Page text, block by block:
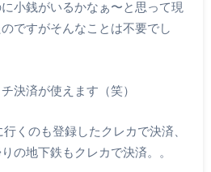
小銭がいるかなぁ〜と思って現
ですがそんなことは不要でし
決済が使えます（笑）
くのも登録したクレカで決済、
の地下鉄もクレカで決済。。